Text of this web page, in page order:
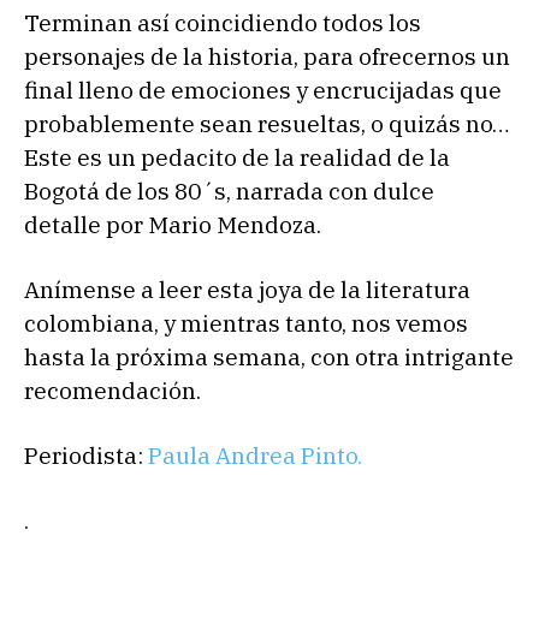
Terminan así coincidiendo todos los
personajes de la historia, para ofrecernos un
final lleno de emociones y encrucijadas que
probablemente sean resueltas, o quizás no…
Este es un pedacito de la realidad de la
Bogotá de los 80´s, narrada con dulce
detalle por Mario Mendoza.
Anímense a leer esta joya de la literatura
colombiana, y mientras tanto, nos vemos
hasta la próxima semana, con otra intrigante
recomendación.
Periodista: Paula Andrea Pinto.
.